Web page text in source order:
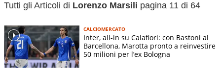
Data di nascita:03-10-1984
Tutti gli Articoli di Lorenzo Marsili pagina 11 di 64
CALCIOMERCATO
Inter, all-in su Calafiori: con Bastoni al
Barcellona, Marotta pronto a reinvestire
50 milioni per l’ex Bologna